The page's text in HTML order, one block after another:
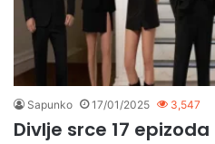
Sapunko 17/01/2025 3,547
Divlje srce 17